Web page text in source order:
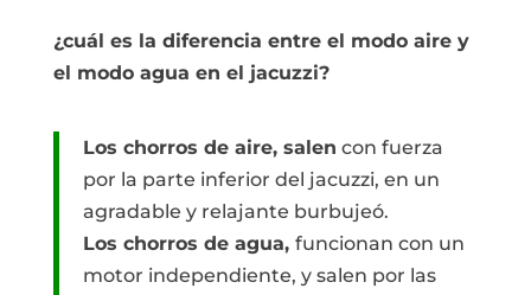
¿cuál es la diferencia entre el modo aire y
el modo agua en el jacuzzi?
Los chorros de aire, salen con fuerza
por la parte inferior del jacuzzi, en un
agradable y relajante burbujeó.
Los chorros de agua, funcionan con un
motor independiente, y salen por las